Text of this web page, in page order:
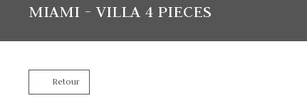
MIAMI - VILLA 4 PIECES
Retour